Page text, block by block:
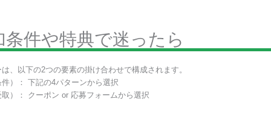
条件や特典で迷ったら
、以下の2つの要素の掛け合わせで構成されます。
）： 下記の4パターンから選択
）： クーポン or 応募フォームから選択